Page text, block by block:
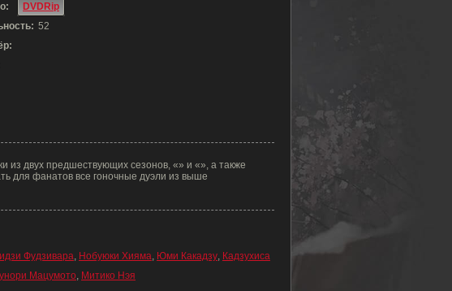
DVDRip
52
из двух предшествующих сезонов, «» и «», а также
для фанатов все гоночные дуэли из выше
Фудзивара, Нобуюки Хияма, Юми Какадзу, Кадзухиса
Мацумото, Митико Нэя